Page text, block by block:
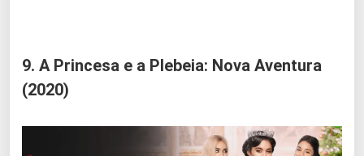
9. A Princesa e a Plebeia: Nova Aventura
(2020)